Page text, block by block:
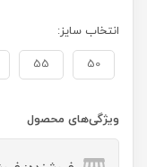
انتخاب سایز:
50
55
ویژگی‌های محصول